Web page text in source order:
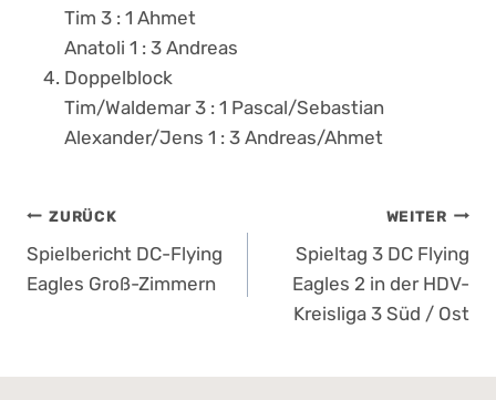
Tim 3 : 1 Ahmet
Anatoli 1 : 3 Andreas
Doppelblock
Tim/Waldemar 3 : 1 Pascal/Sebastian
Alexander/Jens 1 : 3 Andreas/Ahmet
Beitragsnavigation
ZURÜCK
Spielbericht DC-Flying
Eagles Groß-Zimmern
WEITER
Spieltag 3 DC Flying
Eagles 2 in der HDV-
Kreisliga 3 Süd / Ost